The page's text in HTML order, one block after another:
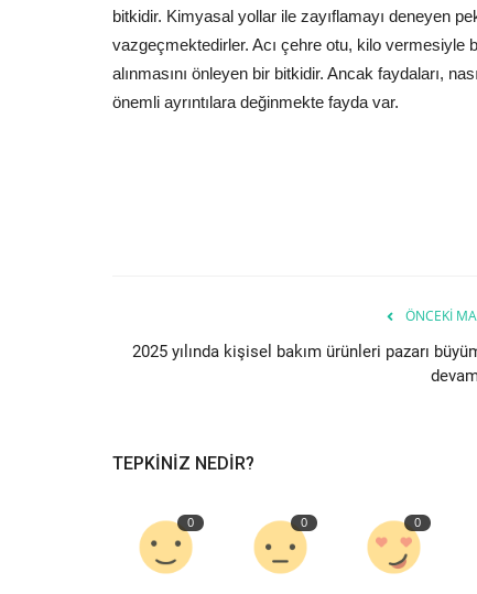
bitkidir. Kimyasal yollar ile zayıflamayı deneyen
vazgeçmektedirler. Acı çehre otu, kilo vermesiyle
alınmasını önleyen bir bitkidir. Ancak faydaları,
önemli ayrıntılara değinmekte fayda var.
ÖNCEKI
2025 yılında kişisel bakım ürünleri pazarı
TEPKINIZ NEDIR?
0 0 0